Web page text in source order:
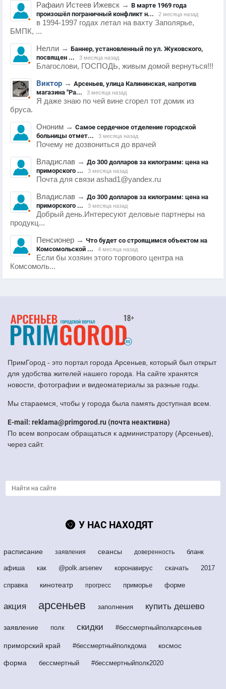
Рафаил Истеев Ижевск → В марте 1969 года
произошёл пограничный конфликт н...
2 месяца назад
в 1994-1997 годах летал на вахту Заполярье,
БМПК, ...
Нелли → Баннер, установленный по ул. Жуковского,
посвящен ...
3 месяца назад
Благослови, ГОСПОДЬ, живым домой вернуться!!!
Виктор → Арсеньев, улица Калининская, напротив
магазина "Ра...
3 месяца назад
Я даже знаю по чей вине сгорел тот домик из
бруса.
Ононим → Самое сердечное отделение городской
больницы отмет...
3 месяца назад
Почему не дозвониться до врачей
Владислав → До 300 долларов за килограмм: цена на
приморского ...
3 месяца назад
Почта для связи ashad1@yandex.ru
Владислав → До 300 долларов за килограмм: цена на
приморского ...
3 месяца назад
Добрый день.Интересуют деловые партнеры на
продукц...
Пенсионер → Что будет со строящимся объектом на
Комсомольской ...
4 месяца назад
Если бы хозяин этого торгового центра на
Комсомоль...
ПримГород - это портал города Арсеньев, который был открыт
для удобства жителей нашего города. На сайте хранятся
новости, фотографии и видеоматериалы за разные годы.
Мы стараемся, чтобы у города была память доступная всем.
E-mail: reklama@primgorod.ru (почта неактивна)
По всем вопросам обращаться к администратору (Арсеньев),
через сайт.
У НАС НАХОДЯТ
расписание заявления сеансы доверенность бланк
афиша как @polk.arsenev коронавирус скачать 2017
справка кинотеатр прогресс приморье форме
акция арсеньев заполнения купить дешево
заявление полк скидки #бессмертныйполкарсеньев
приморский край #бессмертныйполкдома космос
форма бессмертный #бессмертныйполк2020